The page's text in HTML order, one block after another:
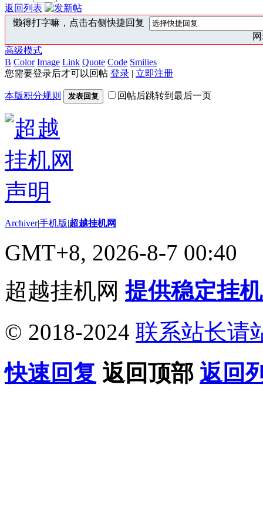
返回列表
懒得打字嘛，点击右侧快捷回复
高级模式
B Color Image Link Quote Code Smilies
您需要登录后才可以回帖 登录 | 立即注册
本版积分规则 发表回复 回帖后跳转到最后一页
Archiver|手机版|超越挂机网
GMT+8, 2026-8-7 00:40
超越挂机网提供稳定挂
© 2018-2024 联系站长请
快速回复 返回顶部 返回